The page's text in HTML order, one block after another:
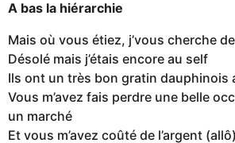
A bas la hiérarchie
Mais où vous étiez, j’vous cherche
Désolé mais j’étais encore au self
Ils ont un très bon gratin dauphinois
Vous m’avez fais perdre une belle
un marché
Et vous m’avez coûté de l’argent (allô)